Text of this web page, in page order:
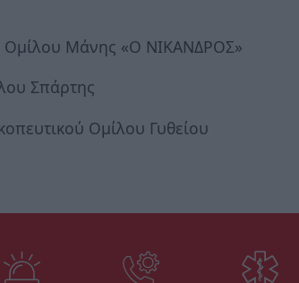
Μάνης «Ο ΝΙΚΑΝΔΡΟΣ»
Σπάρτης
Ομίλου Γυθείου